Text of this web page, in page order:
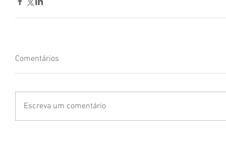
Comentários
Escreva um comentário